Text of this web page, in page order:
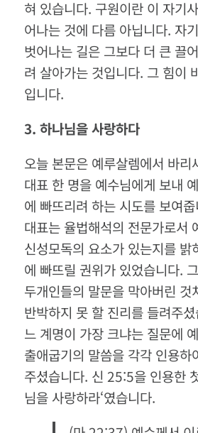
혀 있습니다. 구원이란 이 자기
어나는 것에 다름 아닙니다. 자
벗어나는 길은 그보다 더 큰 끌
려 살아가는 것입니다. 그 힘이
입니다.
3. 하나님을 사랑하다
오늘 본문은 예루살렘에서 바리
대표 한 명을 예수님에게 보내
에 빠뜨리려 하는 시도를 보여
대표는 율법해석의 전문가로서
신성모독의 요소가 있는지를 밝
에 빠뜨릴 권위가 있었습니다.
두개인들의 말문을 막아버린 것
반박하지 못 할 진리를 들려주
느 계명이 가장 크냐는 질문에
출애굽기의 말씀을 각각 인용하
주셨습니다. 신 25:5을 인용한
님을 사랑하라‘였습니다.